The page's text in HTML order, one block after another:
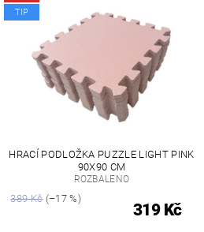
TIP
HRACÍ PODLOŽKA PUZZLE LIGHT PINK
90X90 CM
ROZBALENO
389 Kč(–17 %)
319 Kč